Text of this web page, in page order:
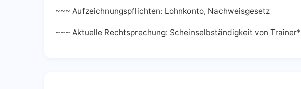
~~~ Aufzeichnungspflichten: Lohnkonto, Nachweisgesetz
~~~ Aktuelle Rechtsprechung: Scheinselbständigkeit von Trainer*